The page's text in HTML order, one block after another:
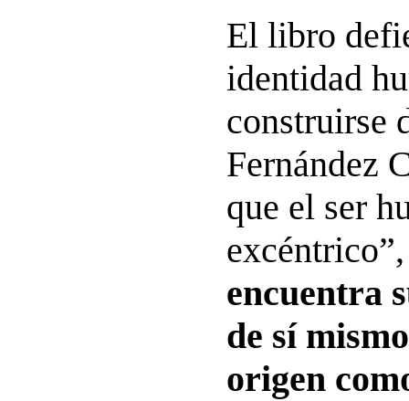
El libro
identidad
construirse
Fernández
que el ser
encuentra
de sí
origen